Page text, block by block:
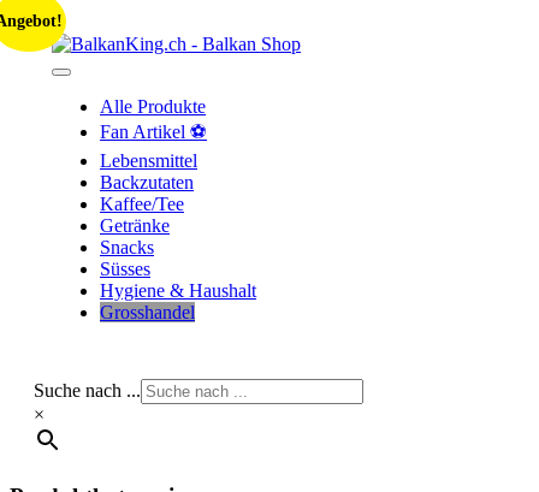
Skip
Alle Produkte
Fan Artikel ⚽
Lebensmittel
Backzutaten
Kaffee/Tee
Getränke
Snacks
Süsses
Hygiene & Haushalt
Grosshandel
Suche nach ...
×